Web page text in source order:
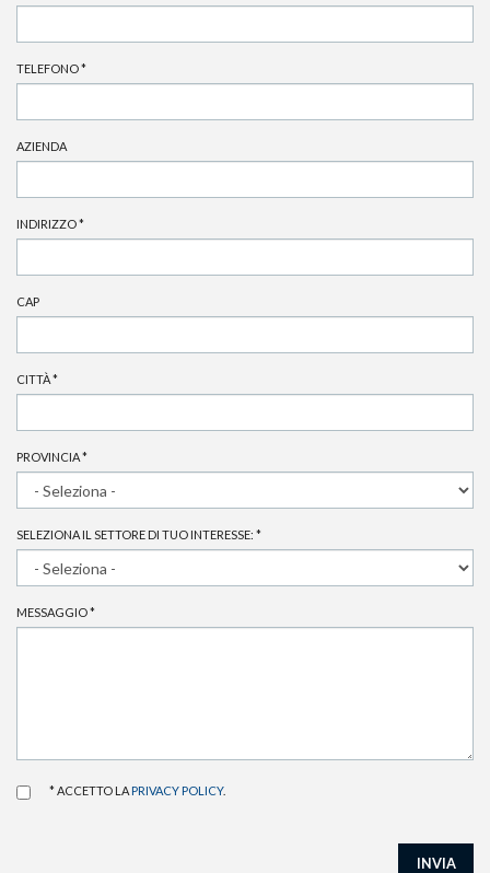
TELEFONO*
AZIENDA
INDIRIZZO*
CAP
CITTÀ*
PROVINCIA*
SELEZIONA IL SETTORE DI TUO INTERESSE: *
MESSAGGIO*
* ACCETTO LA PRIVACY POLICY.
INVIA